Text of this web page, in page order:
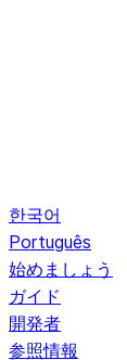
한국어
Português
始めましょう
ガイド
開発者
参照情報